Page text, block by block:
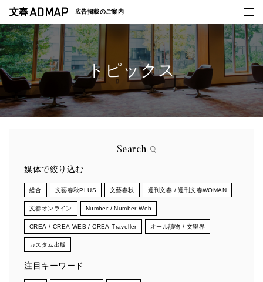
広告掲載のご案内
媒体紹介
トピックス
Search
媒体で絞り込む
総合 文藝春秋PLUS 文藝春秋 週刊文春 / 週刊文春WOMAN
文春オンライン Number / Number Web
CREA / CREA WEB / CREA Traveller オール讀物 / 文學界
カスタム出版
注目キーワード